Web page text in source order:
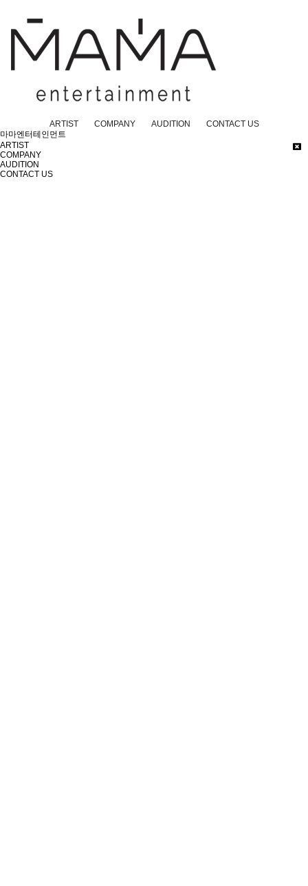
ARTIST COMPANY AUDITION
CONTACT US
마마엔터테인먼트
ARTIST
COMPANY
AUDITION
CONTACT US